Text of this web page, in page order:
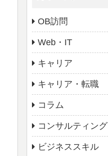
OB訪問
Web・IT
キャリア
キャリア・転職
コラム
コンサルティング
ビジネススキル